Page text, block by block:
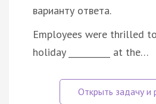
варианту ответа.
Employees were thrilled
holiday __________ at the…